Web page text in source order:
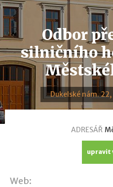
Odbor
silničního
Dukelské nám.
ADRESÁŘ
upravit
Web: